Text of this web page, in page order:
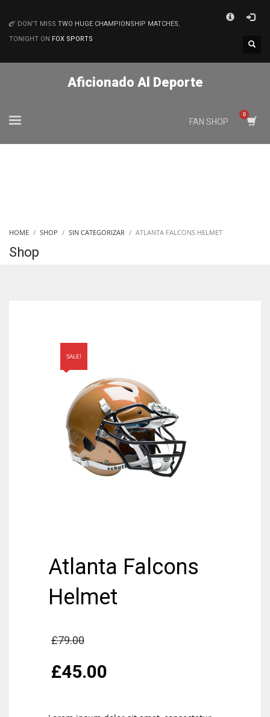
MATCHES
DON'T MISS TWO HUGE CHAMPIONSHIP MATCHES,
TONIGHT ON FOX SPORTS
Aficionado Al Deporte
FAN SHOP
HOME SHOP SIN CATEGORIZAR ATLANTA FALCONS HELMET
Shop
SALE!
Atlanta Falcons
Helmet
£79.00
£45.00